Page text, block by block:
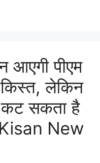
आएगी पीएम
लेकिन
कट सकता है
New